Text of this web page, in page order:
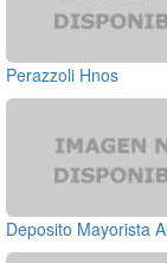
Perazzoli Hnos
Deposito Mayorista